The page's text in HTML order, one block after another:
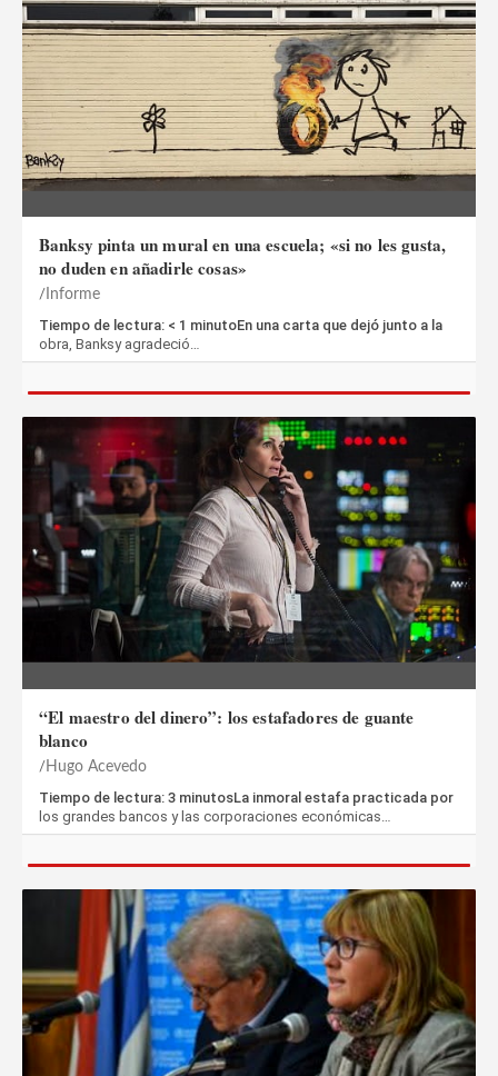
Banksy pinta un mural en una escuela; «si no les gusta,
no duden en añadirle cosas»
Informe
Tiempo de lectura: < 1 minutoEn una carta que dejó junto a la
obra, Banksy agradeció…
“El maestro del dinero”: los estafadores de guante
blanco
Hugo Acevedo
Tiempo de lectura: 3 minutosLa inmoral estafa practicada por
los grandes bancos y las corporaciones económicas…